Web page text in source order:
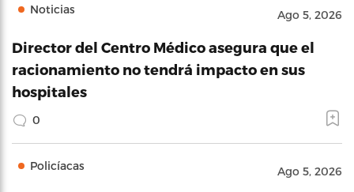
Noticias Ago 5, 2026
Director del Centro Médico asegura que el
racionamiento no tendrá impacto en sus
hospitales
0
Policíacas Ago 5, 2026